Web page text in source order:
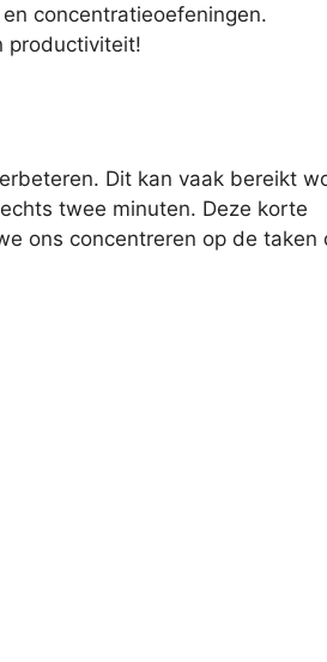
concentratieoefeningen.
productiviteit!
Dit kan vaak bereikt
twee minuten. Deze korte
ons concentreren op de taken